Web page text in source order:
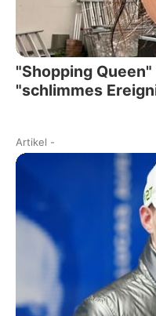
"Shopping
"schlimmes
Artikel -